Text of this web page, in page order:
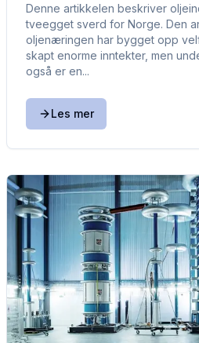
Denne artikkelen beskriver
tveegget sverd for Norge. Den
oljenæringen har bygget opp
skapt enorme inntekter, men
også er en...
Les mer